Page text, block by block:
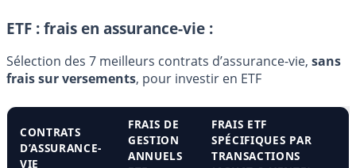
ETF : frais en assurance-vie :
Sélection des 7 meilleurs contrats d’assurance-vie, sans
frais sur versements, pour investir en ETF
CONTRATS
D’ASSURANCE-
VIE
FRAIS DE
GESTION
ANNUELS
FRAIS ETF
SPÉCIFIQUES PAR
TRANSACTIONS